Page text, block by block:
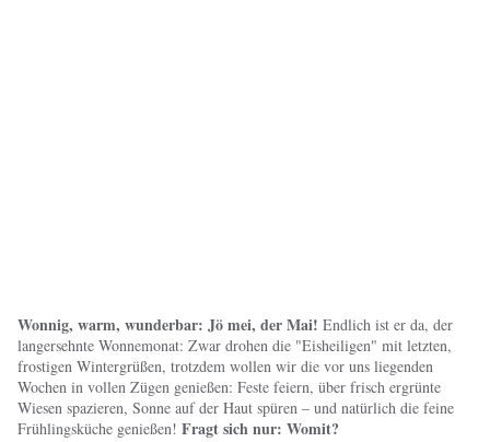
Wonnig, warm, wunderbar: Jö mei, der Mai! Endlich ist er da, der
langersehnte Wonnemonat: Zwar drohen die "Eisheiligen" mit letzten,
frostigen Wintergrüßen, trotzdem wollen wir die vor uns liegenden
Wochen in vollen Zügen genießen: Feste feiern, über frisch ergrünte
Wiesen spazieren, Sonne auf der Haut spüren – und natürlich die feine
Frühlingsküche genießen! Fragt sich nur: Womit?